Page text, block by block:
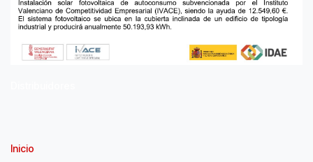
Inicio